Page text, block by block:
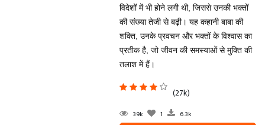
विदेशों में भी होने लगी थी, जिससे उनकी भक्तों
की संख्या तेजी से बढ़ी। यह कहानी बाबा की
शक्ति, उनके प्रवचन और भक्तों के विश्वास का
प्रतीक है, जो जीवन की समस्याओं से मुक्ति की
तलाश में हैं।
(27k)
39k 1 6.3k